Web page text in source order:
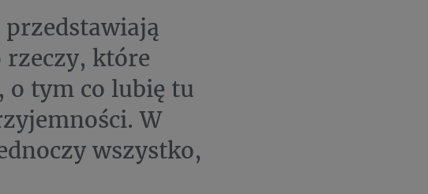
rzeczy, które
o tym co lubię tu
W
wszystko,